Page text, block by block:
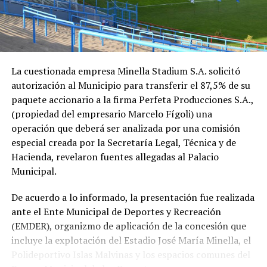
La cuestionada empresa Minella Stadium S.A. solicitó
autorización al Municipio para transferir el 87,5% de su
paquete accionario a la firma Perfeta Producciones S.A.,
(propiedad del empresario Marcelo Fígoli) una
operación que deberá ser analizada por una comisión
especial creada por la Secretaría Legal, Técnica y de
Hacienda, revelaron fuentes allegadas al Palacio
Municipal.
De acuerdo a lo informado, la presentación fue realizada
ante el Ente Municipal de Deportes y Recreación
(EMDER), organizmo de aplicación de la concesión que
incluye la explotación del Estadio José María Minella, el
Polideportivo Islas Malvinas y los espacios comunes del